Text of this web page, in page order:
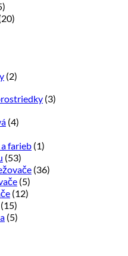
(2)
(3)
(4)
farieb (1)
(53)
(36)
(5)
(12)
(15)
(5)